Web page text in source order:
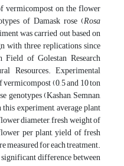
vermicompost on the flower
of Damask rose (Rosa
was carried out based on
with three replications since
of Golestan Research
Resources. Experimental
(0, 5 and 10 ton
genotypes (Kashan, Semnan,
experiment, average plant
diameter, fresh weight of
per plant, yield of fresh
for each treatment.
difference between